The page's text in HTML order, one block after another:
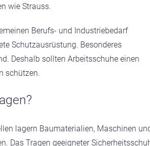
wie Strauss.
Berufs- und Industriebedarf
Schutzausrüstung. Besonderes
Deshalb sollten Arbeitsschuhe einen
schützen.
lagern Baumaterialien, Maschinen
Das Tragen geeigneter